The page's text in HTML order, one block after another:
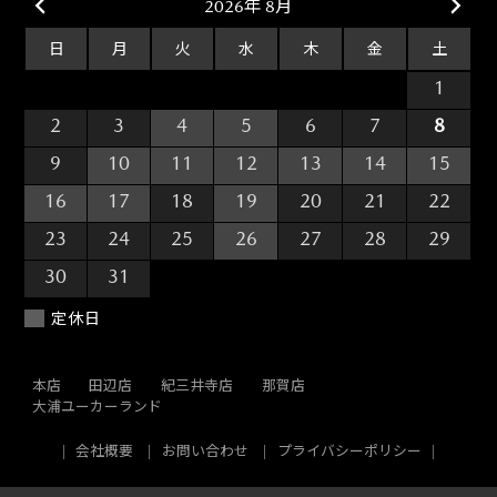
2026年 8月
日 月 火 水 木 金 土
1
2
3 4 5 6 7
8
9
10 11 12 13 14
15
16
17 18 19 20 21
22
23
24 25 26 27 28
29
30
31
定休日
本店 田辺店 紀三井寺店
那賀店
大浦ユーカーランド
会社概要 お問い合わせ プライバシーポリシー